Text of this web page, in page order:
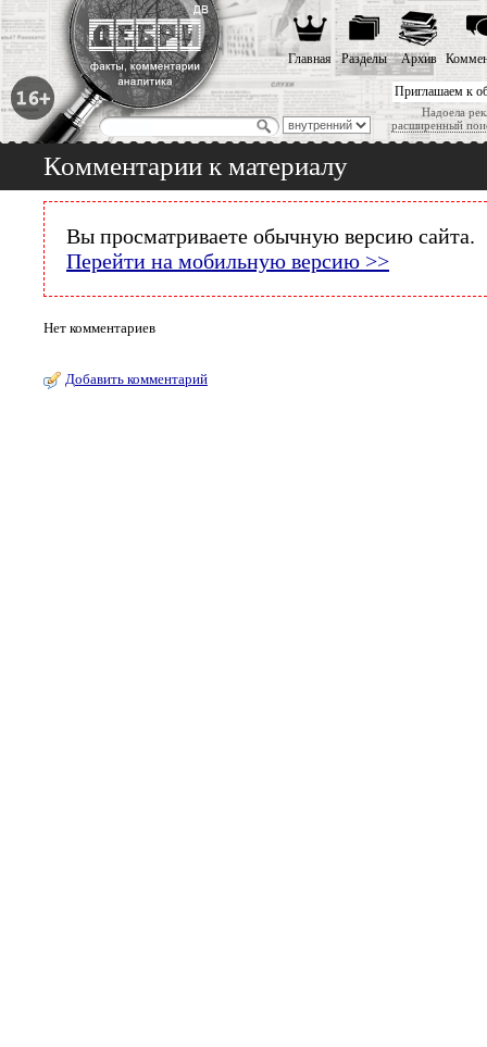
Приглашаем к
Надоела
расширенный
Главная Разделы Архив
Комментарии к материалу
Вы просматриваете обычную версию сайта.
Перейти на мобильную версию >>
Нет комментариев
Добавить комментарий